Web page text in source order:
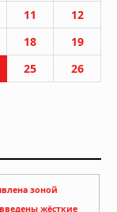
11
12
18
19
25
26
зоной
жёсткие